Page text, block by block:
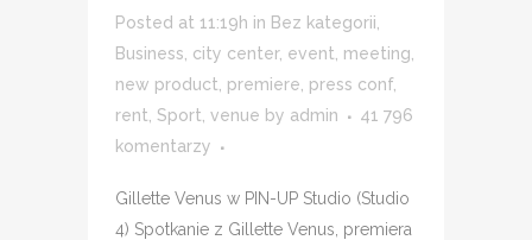
Posted at 11:19h in Bez kategorii
Business city center, event meeting
new product premiere press conf,
rent Sport venue by admin
41 796
komentarzy
Gillette Venus w PIN-UP Studio (Studio
4) Spotkanie z Gillette Venus, premiera